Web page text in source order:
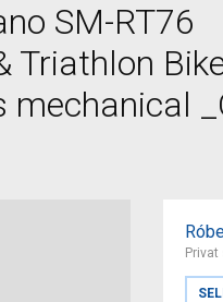
SM-RT76
Triathlon
mechanical